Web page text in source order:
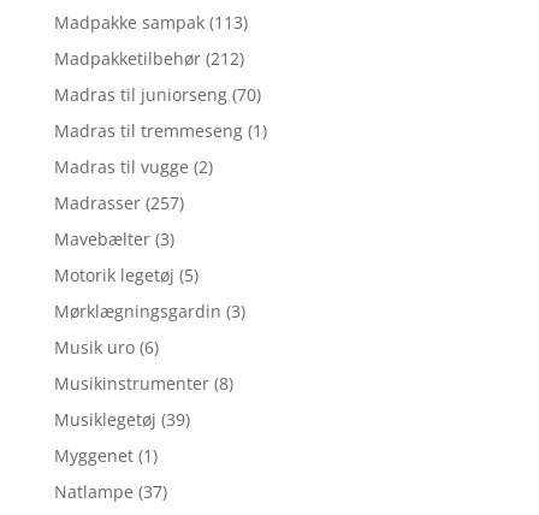
Madpakke sampak (113)
Madpakketilbehør (212)
Madras til juniorseng (70)
Madras til tremmeseng (1)
Madras til vugge (2)
Madrasser (257)
Mavebælter (3)
Motorik legetøj (5)
Mørklægningsgardin (3)
Musik uro (6)
Musikinstrumenter (8)
Musiklegetøj (39)
Myggenet (1)
Natlampe (37)